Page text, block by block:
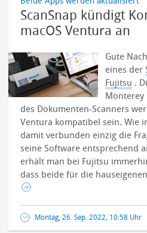
ScanSnap kündigt
macOS Ventura an
Gute
eines der
Fujitsu .
des Dokumenten-Scanners
Ventura kompatibel sein. Wie
damit verbunden einzig die
seine Software entsprechend
erhält man bei Fujitsu
dass beide für die
Montag, 26. Sep. 2022, 10:58 Uhr